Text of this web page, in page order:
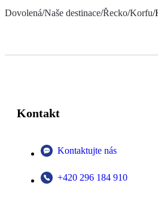
Dovolená/Naše destinace/Řecko/Korfu/
Kontakt
Kontaktujte nás
+420 296 184 910